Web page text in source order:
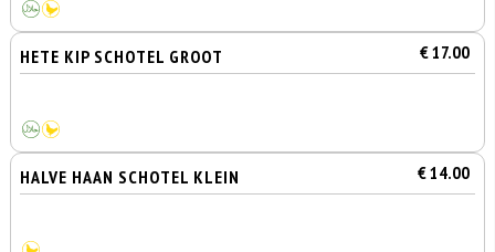
HETE KIP SCHOTEL GROOT € 17.00
HALVE HAAN SCHOTEL KLEIN € 14.00